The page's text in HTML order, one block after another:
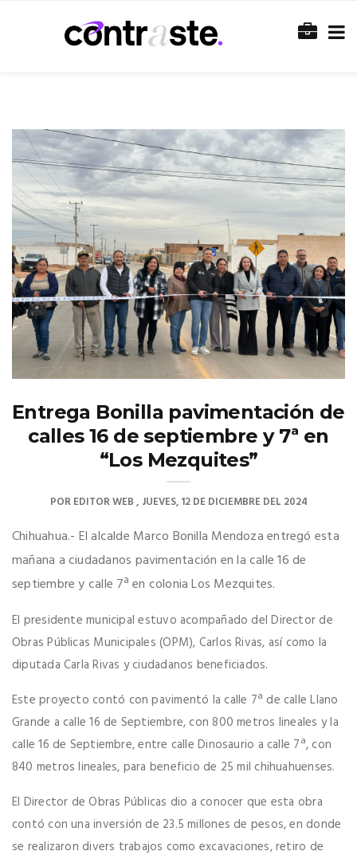
Entrega Bonilla pavimentación de
calles 16 de septiembre y 7ª en
“Los Mezquites”
POREDITOR WEB JUEVES, 12 DE DICIEMBRE DEL 2024
Chihuahua.- El alcalde Marco Bonilla Mendoza entregó esta
mañana a ciudadanos pavimentación en la calle 16 de
septiembre y calle 7ª en colonia Los Mezquites.
El presidente municipal estuvo acompañado del Director de
Obras Públicas Municipales (OPM), Carlos Rivas, así como la
diputada Carla Rivas y ciudadanos beneficiados.
Este proyecto contó con pavimentó la calle 7ª de calle Llano
Grande a calle 16 de Septiembre, con 800 metros lineales y la
calle 16 de Septiembre, entre calle Dinosaurio a calle 7ª, con
840 metros lineales, para beneficio de 25 mil chihuahuenses.
El Director de Obras Públicas dio a conocer que esta obra
contó con una inversión de 23.5 millones de pesos, en donde
se realizaron divers trabajos como excavaciones, retiro de